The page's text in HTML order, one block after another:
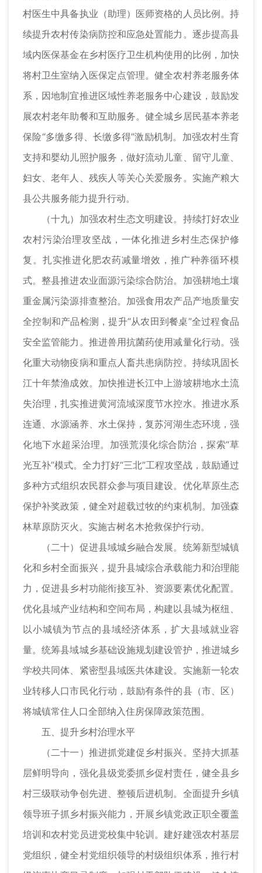
村医生中具备执业（助理）医师资格的人员比例。持
续提升农村传染病防控和应急处置能力。逐步提高县
域内医保基金在乡村医疗卫生机构使用的比例，加快
将村卫生室纳入医保定点管理。健全农村养老服务体
系，因地制宜推进区域性养老服务中心建设，鼓励发
展农村老年助餐和互助服务。健全城乡居民基本养老
保险“多缴多得、长缴多得”激励机制。加强农村生育
支持和婴幼儿照护服务，做好流动儿童、留守儿童、
妇女、老年人、残疾人等关心关爱服务。实施产粮大
县公共服务能力提升行动。
（十九）加强农村生态文明建设。持续打好农业
农村污染治理攻坚战，一体化推进乡村生态保护修
复。扎实推进化肥农药减量增效，推广种养循环模
式。整县推进农业面源污染综合防治。加强耕地土壤
重金属污染源排查整治。加强食用农产品产地质量安
全控制和产品检测，提升“从农田到餐桌”全过程食品
安全监管能力。推进兽用抗菌药使用减量化行动。强
化重大动物疫病和重点人畜共患病防控。持续巩固长
江十年禁渔成效。加快推进长江中上游坡耕地水土流
失治理，扎实推进黄河流域深度节水控水。推进水系
连通、水源涵养、水土保持，复苏河湖生态环境，强
化地下水超采治理。加强荒漠化综合防治，探索“草
光互补”模式。全力打好“三北”工程攻坚战，鼓励通过
多种方式组织农民群众参与项目建设。优化草原生态
保护补奖政策，健全对超载过牧的约束机制。加强森
林草原防灭火。实施古树名木抢救保护行动。
（二十）促进县域城乡融合发展。统筹新型城镇
化和乡村全面振兴，提升县城综合承载能力和治理能
力，促进县乡村功能衔接互补、资源要素优化配置。
优化县域产业结构和空间布局，构建以县城为枢纽、
以小城镇为节点的县域经济体系，扩大县域就业容
量。统筹县域城乡基础设施规划建设管护，推进城乡
学校共同体、紧密型县域医共体建设。实施新一轮农
业转移人口市民化行动，鼓励有条件的县（市、区）
将城镇常住人口全部纳入住房保障政策范围。
五、提升乡村治理水平
（二十一）推进抓党建促乡村振兴。坚持大抓基
层鲜明导向，强化县级党委抓乡促村责任，健全县乡
村三级联动争创先进、整顿后进机制。全面提升乡镇
领导班子抓乡村振兴能力，开展乡镇党政正职全覆盖
培训和农村党员进党校集中轮训。建好建强农村基层
党组织，健全村党组织领导的村级组织体系，推行村